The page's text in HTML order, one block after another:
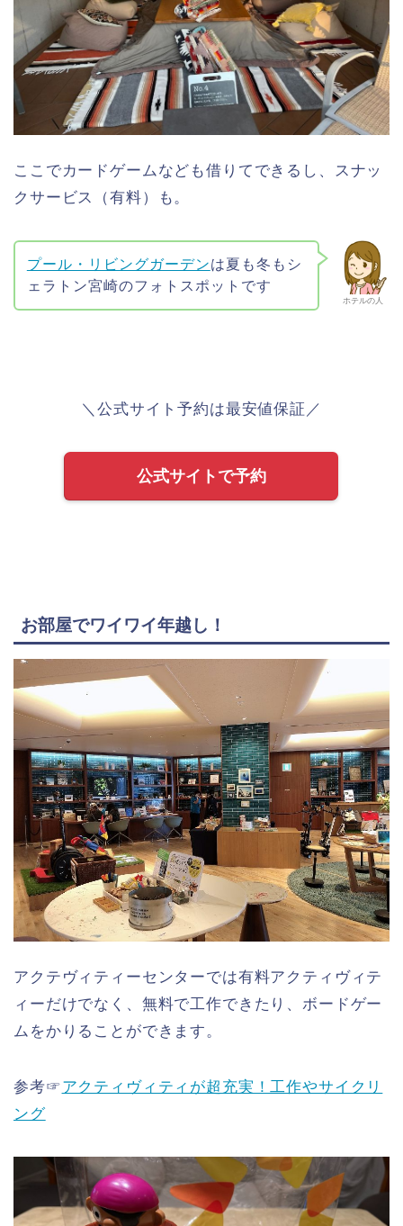
ここでカードゲームなども借りてできるし、スナッ
クサービス（有料）も。
ホテルの人
プール・リビングガーデンは夏も冬もシ
ェラトン宮崎のフォトスポットです
＼公式サイト予約は最安値保証／
公式サイトで予約
お部屋でワイワイ年越し！
アクテヴィティーセンターでは有料アクティヴィテ
ィーだけでなく、無料で工作できたり、ボードゲー
ムをかりることができます。
参考☞アクティヴィティが超充実！工作やサイクリ
ング